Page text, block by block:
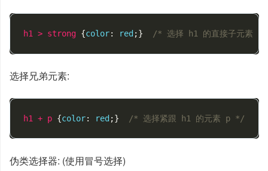
h1 > strong {color: red ;} /* 选择 h1 的直接子元素
选择兄弟元素:
h1 + p {color: red ;} /* 选择紧跟 h1 的元素 p */
伪类选择器: (使用冒号选择)